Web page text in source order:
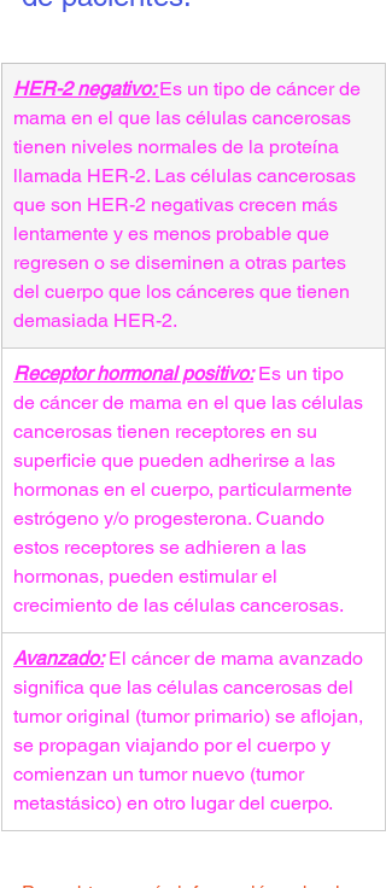
HER-2 negativo: Es un tipo de cáncer de
mama en el que las células cancerosas
tienen niveles normales de la proteína
llamada HER-2. Las células cancerosas
que son HER-2 negativas crecen más
lentamente y es menos probable que
regresen o se diseminen a otras partes
del cuerpo que los cánceres que tienen
demasiada HER-2.
Receptor hormonal positivo: Es un tipo
de cáncer de mama en el que las células
cancerosas tienen receptores en su
superficie que pueden adherirse a las
hormonas en el cuerpo, particularmente
estrógeno y/o progesterona. Cuando
estos receptores se adhieren a las
hormonas, pueden estimular el
crecimiento de las células cancerosas.
Avanzado: El cáncer de mama avanzado
significa que las células cancerosas del
tumor original (tumor primario) se aflojan,
se propagan viajando por el cuerpo y
comienzan un tumor nuevo (tumor
metastásico) en otro lugar del cuerpo.